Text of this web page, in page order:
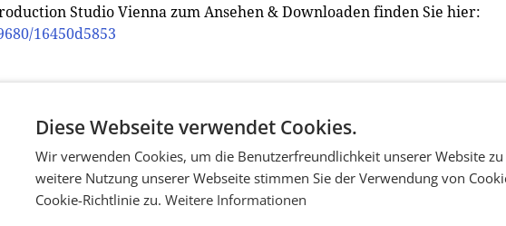
Studio Vienna zum Ansehen & Downloaden finden Sie hier:
16450d5853
Diese Webseite verwendet Cookies.
Wir verwenden Cookies, um die Benutzerfreundlichkeit unserer Website
weitere Nutzung unserer Webseite stimmen Sie der Verwendung von
Cookie-Richtlinie zu. Weitere Informationen